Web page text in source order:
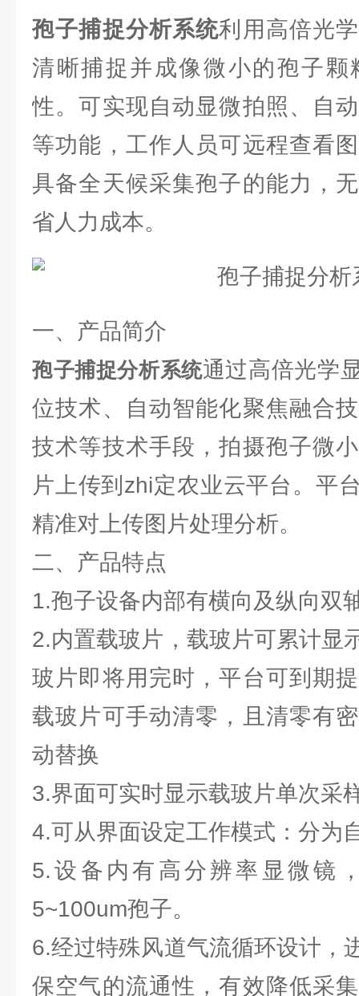
孢子捕捉分析系统利用高倍光
清晰捕捉并成像微小的孢子颗
性。可实现自动显微拍照、自
等功能，工作人员可远程查看
具备全天候采集孢子的能力，
省人力成本。
一、产品简介
孢子捕捉分析系统通过高倍光学
位技术、自动智能化聚焦融合
技术等技术手段，拍摄孢子微
片上传到zhi定农业云平台。平
精准对上传图片处理分析。
二、产品特点
1.孢子设备内部有横向及纵向双
2.内置载玻片，载玻片可累计显
玻片即将用完时，平台可到期
载玻片可手动清零，且清零有
动替换
3.界面可实时显示载玻片单次采
4.可从界面设定工作模式：分为
5.设备内有高分辨率显微镜
5~100um孢子。
6.经过特殊风道气流循环设计，
保空气的流通性，有效降低采